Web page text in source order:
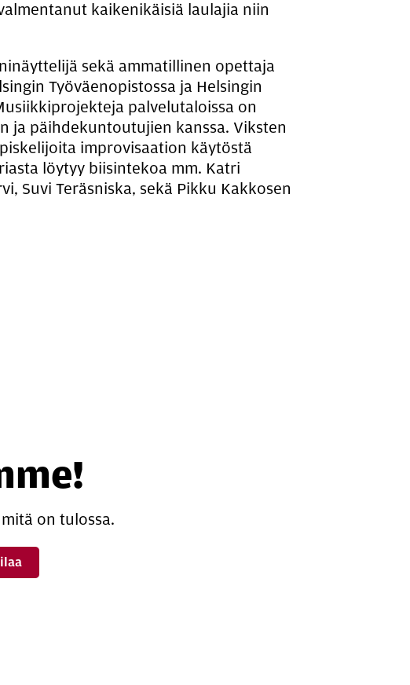
kaikenikäisiä laulajia niin
sekä ammatillinen opettaja
Työväenopistossa ja Helsingin
palvelutaloissa on
ja päihdekuntoutujien kanssa. Viksten
improvisaation käytöstä
löytyy biisintekoa mm. Katri
Suvi Teräsniska, sekä Pikku Kakkosen
on tulossa.